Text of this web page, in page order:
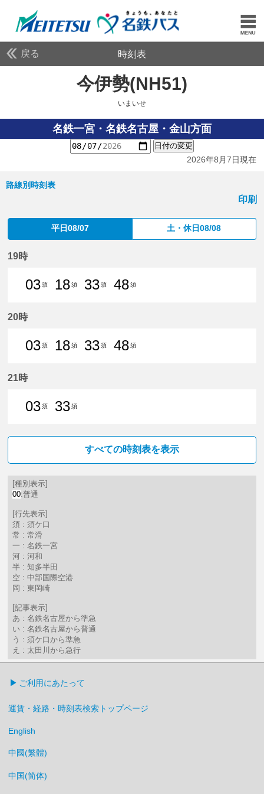
戻る 時刻表
今伊勢(NH51)
いまいせ
名鉄一宮・名鉄名古屋・金山方面
日付の変更
2026年8月7日現在
路線別時刻表
印刷
平日08/07 土・休日08/08
19時
03須
18須
33須
48須
20時
03須
18須
33須
48須
21時
03須
33須
すべての時刻表を表示
[種別表示]
00:普通
[行先表示]
須 : 須ケ口
常 : 常滑
一 : 名鉄一宮
河 : 河和
半 : 知多半田
空 : 中部国際空港
岡 : 東岡崎
[記事表示]
あ : 名鉄名古屋から準急
い : 名鉄名古屋から普通
う : 須ケ口から準急
え : 太田川から急行
ご利用にあたって
運賃・経路・時刻表検索トップページ
English
中國(繁體)
中国(简体)